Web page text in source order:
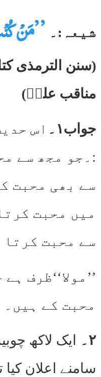
شیعہ:۔ ’’مَنْ
(سنن الترمذی
مناقب علیؓ)
جواب۱۔
اس
:۔جو مجھ سے
سے بھی محبت
میں محبت
سے محبت کرتا
’’مولا‘‘ظرف
محبت کے ہیں۔
۲۔
ایک لاکھ
سامنے اعلان